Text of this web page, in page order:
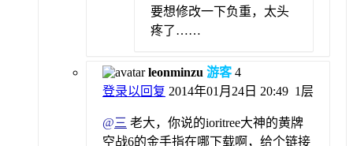
要想修改一下负重，太头
疼了……
leonminzu 游客 4
登录以回复 2014年01月24日 20:49 1层
@三 老大，你说的ioritree大神的黄牌
空战6的金手指在哪下载啊，给个链接